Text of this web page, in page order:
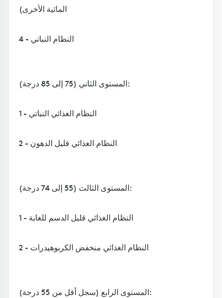
المائية الأخرى)
4 - النظام النباتي
المستوى الثاني (75 إلى 85 درجة):
1 - النظام الغذائي النباتي
2 - النظام الغذائي قليل الدهون
المستوى الثالث (55 إلى 74 درجة):
1 - النظام الغذائي قليل الدسم للغاية
2 - النظام الغذائي منخفض الكربوهيدرات
المستوى الرابع (سجل أقل من 55 درجة):